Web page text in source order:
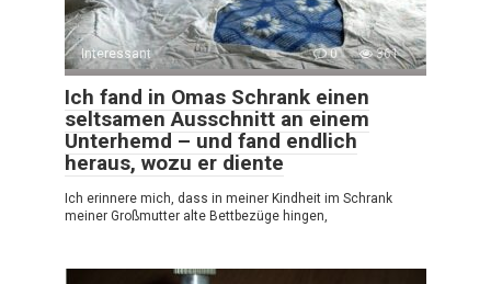
Interessant 0 361
Ich fand in Omas Schrank einen
seltsamen Ausschnitt an einem
Unterhemd – und fand endlich
heraus, wozu er diente
Ich erinnere mich, dass in meiner Kindheit im Schrank
meiner Großmutter alte Bettbezüge hingen,